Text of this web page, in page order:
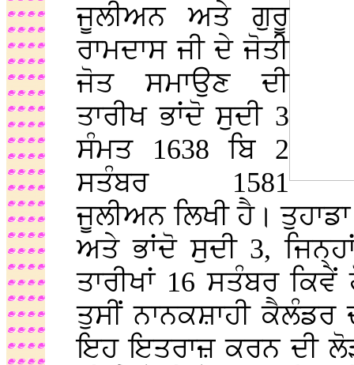
ਜੂਲੀਅਨ ਅਤੇ ਗੁਰੂ
ਰਾਮਦਾਸ ਜੀ ਦੇ ਜੋਤੀ
ਜੋਤ ਸਮਾਉਣ ਦੀ
ਤਾਰੀਖ ਭਾਂਦੋ ਸੁਦੀ 3
ਸੰਮਤ 1638 ਬਿ 2
ਸਤੰਬਰ 1581
ਜੂਲੀਅਨ ਲਿਖੀ ਹੈ।
ਅਤੇ ਭਾਂਦੋ ਸੁਦੀ 3,
ਤਾਰੀਖਾਂ 16 ਸਤੰਬਰ
ਤੁਸੀਂ ਨਾਨਕਸ਼ਾਹੀ ਕੈਲੰਡਰ
ਇਹ ਇਤਰਾਜ਼ ਕਰਨ ਦੀ